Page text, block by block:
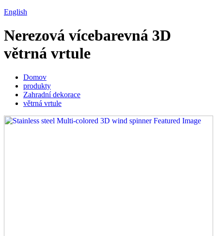
English
Nerezová vícebarevná 3D
větrná vrtule
Domov
produkty
Zahradní dekorace
větrná vrtule